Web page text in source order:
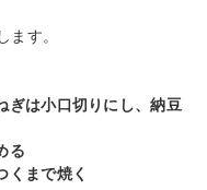
ます。
ぎは小口切りにし、納豆
る
くまで焼く